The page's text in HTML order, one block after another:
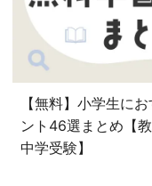
【無料】小学生に
ント46選まとめ【
中学受験】